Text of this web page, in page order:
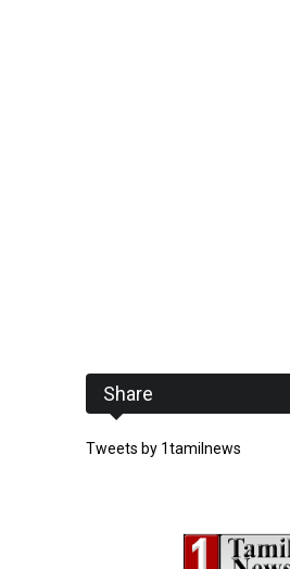
Share
Tweets by 1tamilnews